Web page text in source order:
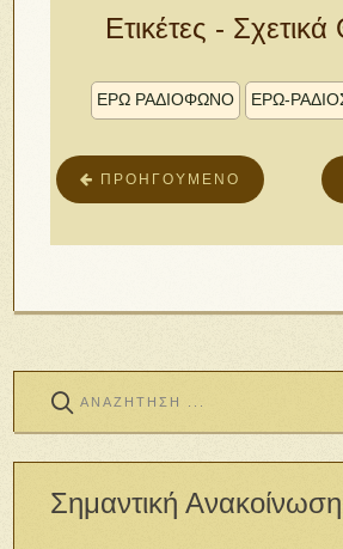
Ετικέτες -
ΕΡΩ ΡΑΔΙΟΦΩΝΟ ΕΡΩ-
ΠΡΟΗΓΟΎΜΕΝΟ
Σημαντική Ανακοίνωση